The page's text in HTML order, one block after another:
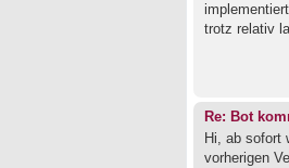
trotz relativ
Re: Bot
Hi, ab sofort
vorherigen